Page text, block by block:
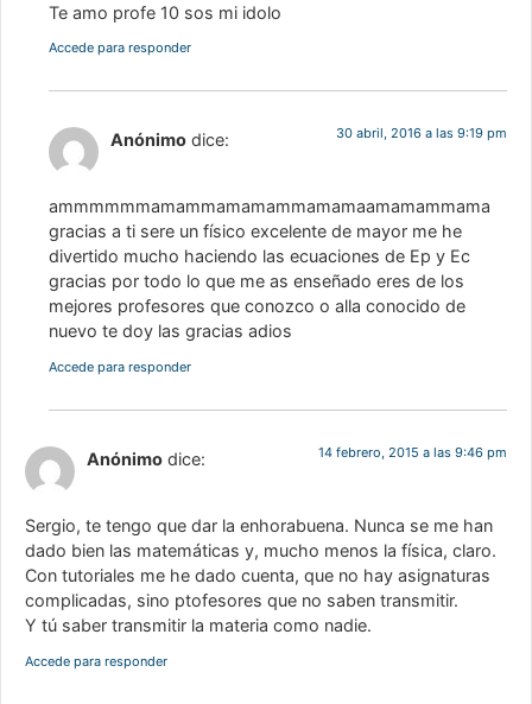
Te amo profe 10 sos mi idolo
Accede para responder
Anónimo dice: 30 abril, 2016 a las 9:19 pm
ammmmmmamammamamammamamaamamammama
gracias a ti sere un físico excelente de mayor me he
divertido mucho haciendo las ecuaciones de Ep y Ec
gracias por todo lo que me as enseñado eres de los
mejores profesores que conozco o alla conocido de
nuevo te doy las gracias adios
Accede para responder
Anónimo dice: 14 febrero, 2015 a las 9:46 pm
Sergio, te tengo que dar la enhorabuena. Nunca se me han
dado bien las matemáticas y, mucho menos la física, claro.
Con tutoriales me he dado cuenta, que no hay asignaturas
complicadas, sino ptofesores que no saben transmitir.
Y tú saber transmitir la materia como nadie.
Accede para responder